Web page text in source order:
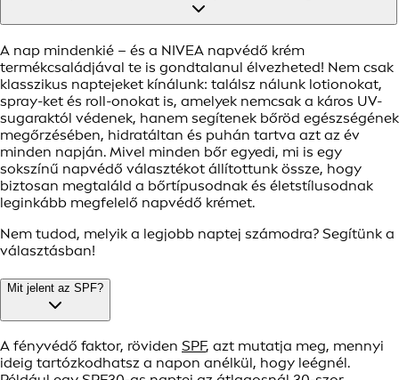
A nap mindenkié – és a NIVEA napvédő krém
termékcsaládjával te is gondtalanul élvezheted! Nem csak
klasszikus naptejeket kínálunk: találsz nálunk lotionokat,
spray-ket és roll-onokat is, amelyek nemcsak a káros UV-
sugaraktól védenek, hanem segítenek bőröd egészségének
megőrzésében, hidratáltan és puhán tartva azt az év
minden napján. Mivel minden bőr egyedi, mi is egy
sokszínű napvédő választékot állítottunk össze, hogy
biztosan megtaláld a bőrtípusodnak és életstílusodnak
leginkább megfelelő napvédő krémet.
Nem tudod, melyik a legjobb naptej számodra? Segítünk a
választásban!
Mit jelent az SPF?
A fényvédő faktor, röviden SPF, azt mutatja meg, mennyi
ideig tartózkodhatsz a napon anélkül, hogy leégnél.